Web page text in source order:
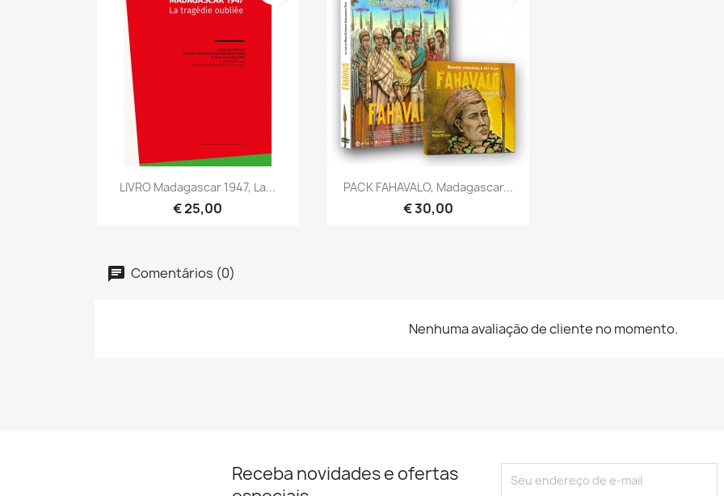
Visualização rápida
LIVRO Madagascar 1947, La...
€ 25,00
 Visualização rápida
PACK FAHAVALO, Madagascar...
€ 30,00
Comentários (0)
Nenhuma avaliação de cliente no momento.
Receba novidades e ofertas